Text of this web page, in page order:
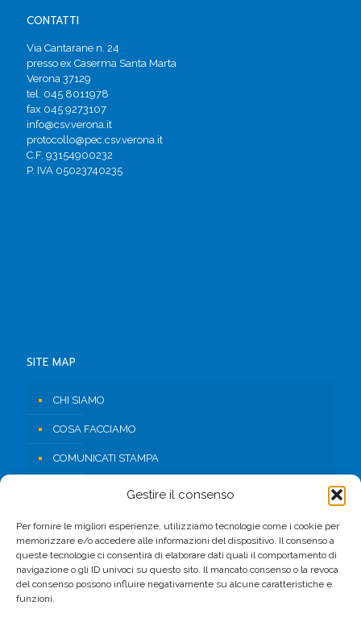
Gestire il consenso
Per fornire le migliori esperienze, utilizziamo tecnologie come i cookie per
memorizzare e/o accedere alle informazioni del dispositivo. Il consenso a
queste tecnologie ci consentirà di elaborare dati quali il comportamento di
navigazione o gli ID univoci su questo sito. Il mancato consenso o la revoca
del consenso possono influire negativamente su alcune caratteristiche e
funzioni.
CONTATTI
Via Cantarane n. 24
presso ex Caserma Santa Marta
Verona 37129
tel. 045 8011978
fax 045 9273107
info@csv.verona.it
protocollo@pec.csv.verona.it
C.F. 93154900232
P. IVA 05023740235
SITE MAP
CHI SIAMO
COSA FACCIAMO
COMUNICATI STAMPA
AREA RISERVATA
FACEBOOK